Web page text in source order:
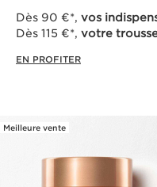
Dès 90 €*, vos
Dès 115 €*, votre
EN PROFITER
Meilleure vente